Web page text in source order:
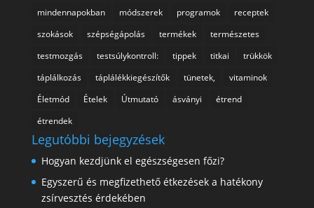
mindennapokban
módszerek programok
receptek
szokások
szépségápolás termékek
természetes
testmozgás
testsúlykontroll: tippek titkai
trükkök
táplálkozás
táplálékkiegészítők tünetek,
vitaminok
Életmód
Ételek Útmutató ásványi
étrend
étrendek
Legutóbbi bejegyzések
Hogyan kezdjünk el egészségesen főzi?
Egyszerű és megfizethető étkezések a hatékony
zsírvesztés érdekében